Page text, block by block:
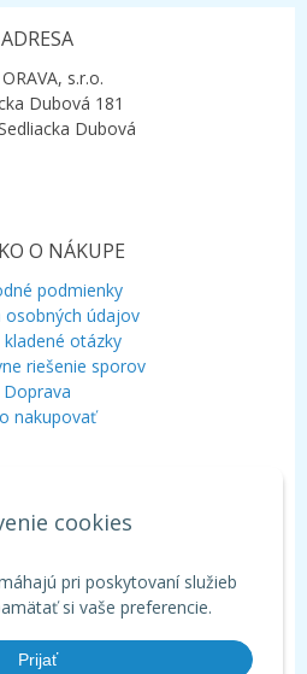
cookies
pri poskytovaní služieb
si vaše preferencie.
Prijať
ADRESA
s.r.o.
Dubová 181
Dubová
O NÁKUPE
podmienky
osobných údajov
kladené otázky
riešenie sporov
Doprava
nakupovať
+421 948 120 323
WhatsApp
Chat:Viber